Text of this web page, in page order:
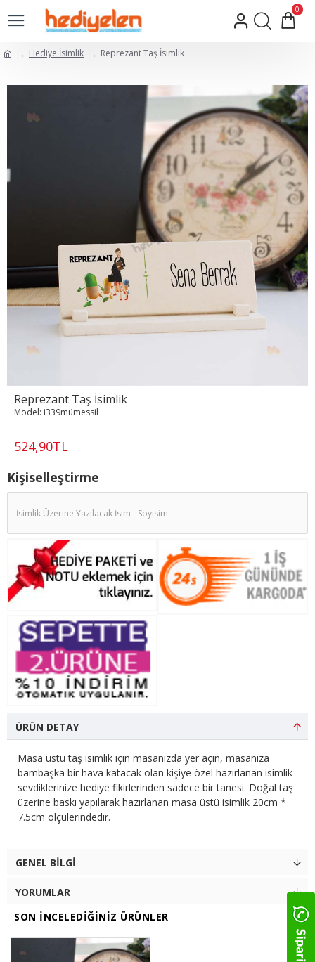
0
Hediye İsimlik Reprezant Taş İsimlik
Reprezant Taş İsimlik
524,90TL
Model: i339mümessil
Kişiselleştirme
ÜRÜN DETAY
Masa üstü taş isimlik için masanızda yer açın, masanıza
bambaşka bir hava katacak olan kişiye özel hazırlanan isimlik
sevdiklerinize hediye fikirlerinden sadece bir tanesi. Doğal taş
üzerine baskı yapılarak hazırlanan masa üstü isimlik 20cm *
7.5cm ölçülerindedir.
GENEL BILGI
YORUMLAR
SON İNCELEDIĞINIZ ÜRÜNLER